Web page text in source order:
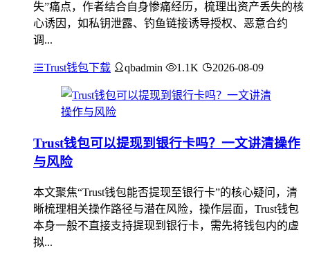
失”痛点，作者结合自身惨痛经历，梳理出资产丢失的核
心诱因，如私钥泄露、钓鱼链接诱导授权、恶意合约
调...
Trust钱包下载 qbadmin 1.1K 2026-08-09
Trust钱包可以提现到银行卡吗？一文讲清操作
与风险
本文聚焦“Trust钱包能否提现至银行卡”的核心疑问，清
晰梳理相关操作路径与潜在风险，操作层面，Trust钱包
本身一般不直接支持提现到银行卡，需先将钱包内的虚
拟...